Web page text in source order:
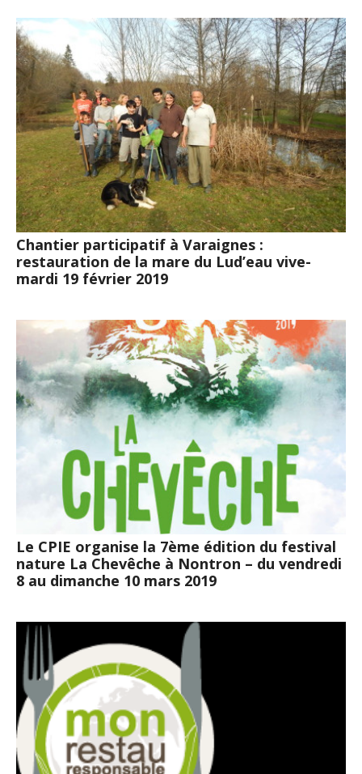
Chantier participatif à Varaignes :
restauration de la mare du Lud’eau vive-
mardi 19 février 2019
Le CPIE organise la 7ème édition du festival
nature La Chevêche à Nontron – du vendredi
8 au dimanche 10 mars 2019